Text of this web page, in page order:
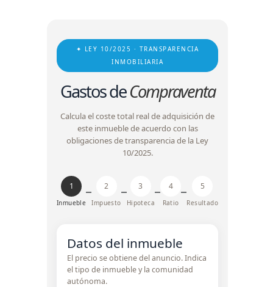
✦ LEY 10/2025 · TRANSPARENCIA
INMOBILIARIA
Gastos deCompraventa
Calcula el coste total real de adquisición de
este inmueble de acuerdo con las
obligaciones de transparencia de la Ley
10/2025.
1
Inmueble
2
Impuesto
3
Hipoteca
4
Ratio
5
Resultado
Datos del inmueble
El precio se obtiene del anuncio. Indica
el tipo de inmueble y la comunidad
autónoma.